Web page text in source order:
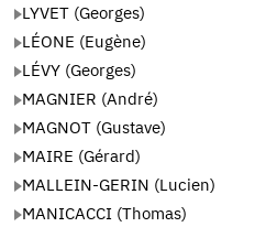
LYVET (Georges)
LÉONE (Eugène)
LÉVY (Georges)
MAGNIER (André)
MAGNOT (Gustave)
MAIRE (Gérard)
MALLEIN-GERIN (Lucien)
MANICACCI (Thomas)